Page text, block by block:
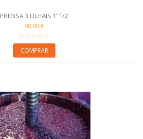
PRENSA 3 OLHAIS 1"1/2
80,00 €
COMPRAR